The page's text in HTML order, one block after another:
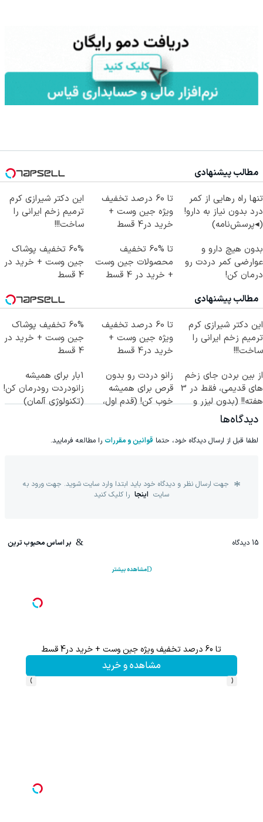
مطالب پیشنهادی
تنها راه رهایی از کمر
درد بدون نیاز به دارو!
(◂پرسش‌نامه)
تا 60 درصد تخفیف
ویژه جین وست +
خرید در4 قسط
این دکتر شیرازی کرم
ترمیم زخم ایرانی را
ساخت!!!
بدون هیچ دارو و
عوارضی کمر دردت رو
درمان کن!
تا %60 تخفیف
محصولات جین وست
+ خرید در 4 قسط
60% تخفیف پوشاک
جین وست + خرید در
4 قسط
مطالب پیشنهادی
این دکتر شیرازی کرم
ترمیم زخم ایرانی را
ساخت!!!
تا 60 درصد تخفیف
ویژه جین وست +
خرید در4 قسط
60% تخفیف پوشاک
جین وست + خرید در
4 قسط
از بین بردن جای زخم
های قدیمی، فقط در 3
هفته!! (بدون لیزر و
جراحی)
زانو دردت رو بدون
قرص برای همیشه
خوب کن! (قدم اول،
1بار برای همیشه
زانودردت رودرمان کن!
(تکنولوژی آلمان)
دیدگاه‌ها
لطفا قبل از ارسال دیدگاه خود، حتما قوانین و مقررات را مطالعه فرمایید.
جهت ارسال نظر و دیدگاه خود باید ابتدا وارد سایت شوید. جهت ورود به
سایت اینجا را کلیک کنید
15 دیدگاه بر اساس محبوب ترین
مشاهده بیشتر
تا 60 درصد تخفیف ویژه جین وست + خرید در4 قسط
مشاهده و خرید
‹
›